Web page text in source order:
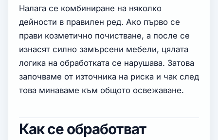
Налага се комбиниране на няколко
дейности в правилен ред. Ако първо се
прави козметично почистване, а после се
изнасят силно замърсени мебели, цялата
логика на обработката се нарушава. Затова
започваме от източника на риска и чак след
това минаваме към общото освежаване.
Как се обработват